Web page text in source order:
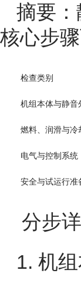
摘要
核心步
检查类别
机组本体与静音
燃料、润滑与冷
电气与控制系统
安全与试运行准
分步
1. 机